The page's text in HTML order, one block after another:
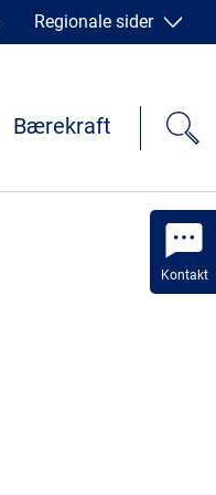
Kontakt
Regionale sider
Bærekraft